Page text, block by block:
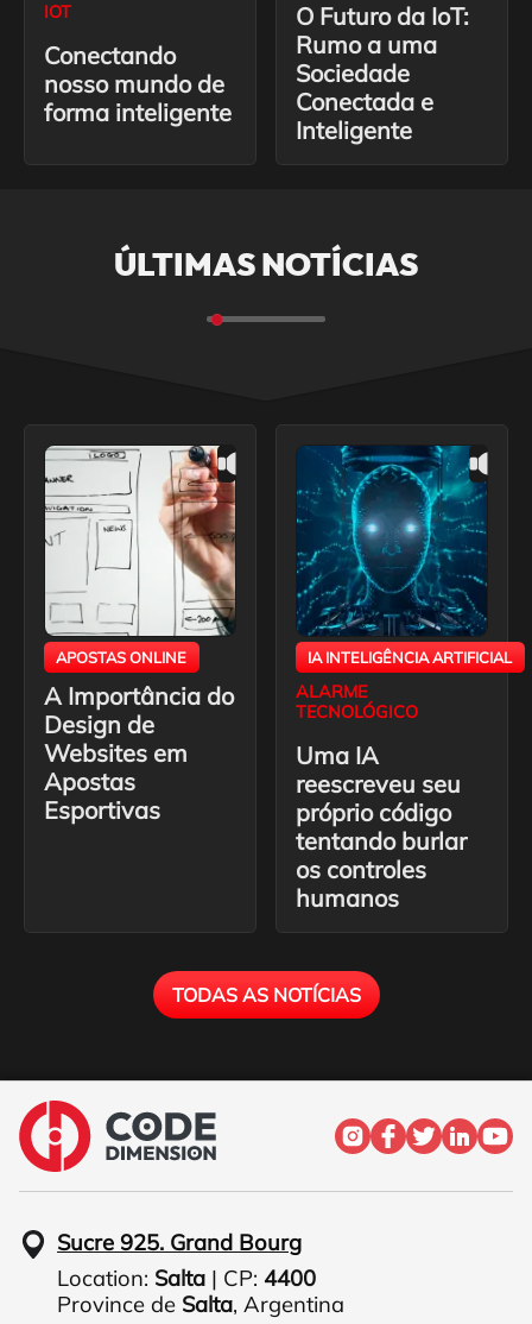
IOT
Conectando
nosso mundo de
forma inteligente
O Futuro da IoT:
Rumo a uma
Sociedade
Conectada e
Inteligente
ÚLTIMAS NOTÍCIAS
APOSTAS ONLINE
A Importância do
Design de
Websites em
Apostas
Esportivas
IA INTELIGÊNCIA ARTIFICIAL
ALARME
TECNOLÓGICO
Uma IA
reescreveu seu
próprio código
tentando burlar
os controles
humanos
TODAS AS NOTÍCIAS
Sucre 925. Grand Bourg
Location: Salta | CP: 4400
Province de Salta, Argentina